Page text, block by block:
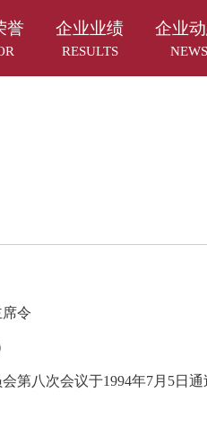
誉 企业业绩
RESULTS
企业
NEWS
令
次会议于1994年7月5日通